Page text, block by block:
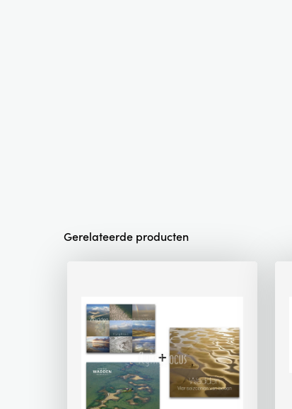
Gerelateerde producten